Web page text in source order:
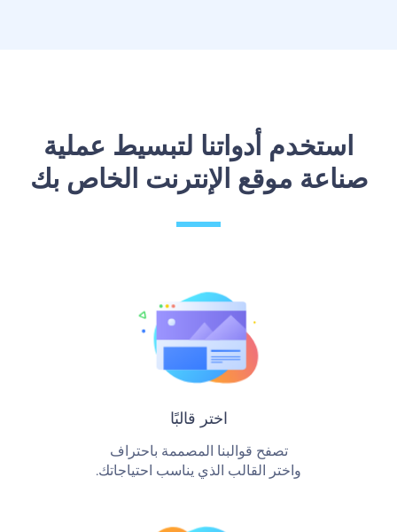
استخدم أدواتنا لتبسيط عملية
صناعة موقع الإنترنت الخاص بك
‫اختر قالبًا‬
تصفح قوالبنا المصممة باحتراف
واختر القالب الذي يناسب احتياجاتك.